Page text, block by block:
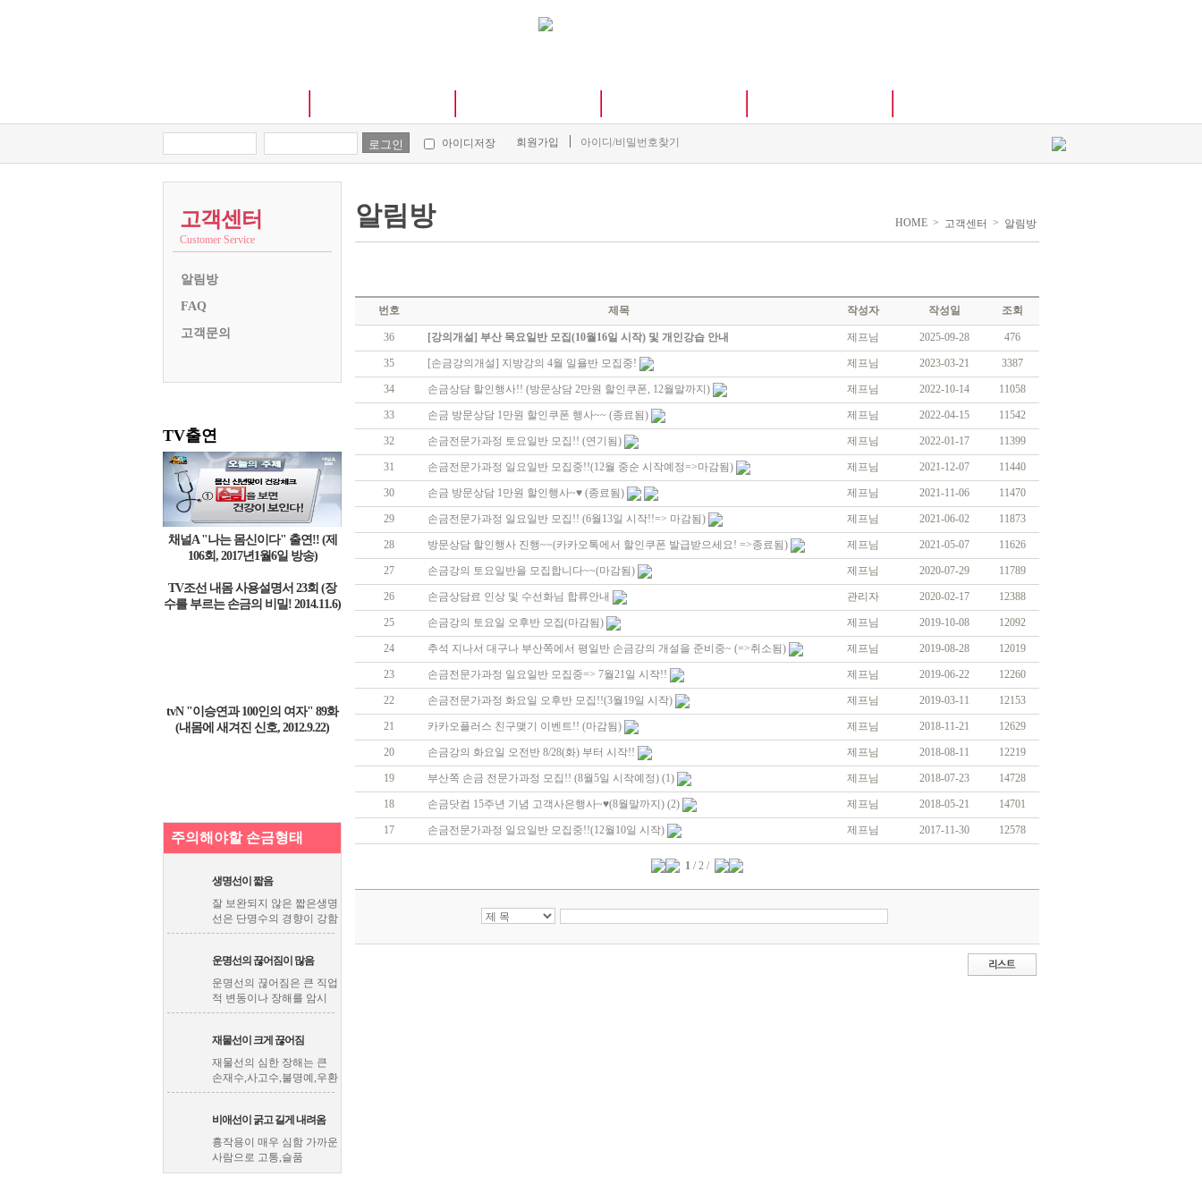
로그인 아이디저장 회원가입 아이디/비밀번호찾기
고객센터
Customer Service
알림방
FAQ
고객문의
TV출연
채널A "나는 몸신이다" 출연!! (제
106회, 2017년1월6일 방송)
TV조선 내몸 사용설명서 23회 (장
수를 부르는 손금의 비밀! 2014.11.6)
tvN "이승연과 100인의 여자" 89화
(내몸에 새겨진 신호, 2012.9.22)
주의해야할 손금형태
생명선이 짧음
잘 보완되지 않은 짧은생명
선은 단명수의 경향이 강함
운명선의 끊어짐이 많음
운명선의 끊어짐은 큰 직업
적 변동이나 장해를 암시
재물선이 크게 끊어짐
재물선의 심한 장해는 큰
손재수,사고수,불명예,우환
비애선이 굵고 길게 내려옴
흉작용이 매우 심함 가까운
사람으로 고통,슬품
알림방 HOME > 고객센터 > 알림방
번호 제목 작성자 작성일 조회
36 [강의개설] 부산 목요일반 모집(10월16일 시작) 및 개인강습 안내 제프님 2025-09-28 476
35 [손금강의개설] 지방강의 4월 일욜반 모집중! 제프님 2023-03-21 3387
34 손금상담 할인행사!! (방문상담 2만원 할인쿠폰, 12월말까지) 제프님 2022-10-14 11058
33 손금 방문상담 1만원 할인쿠폰 행사~~ (종료됨) 제프님 2022-04-15 11542
32 손금전문가과정 토요일반 모집!! (연기됨) 제프님 2022-01-17 11399
31 손금전문가과정 일요일반 모집중!!(12월 중순 시작예정=>마감됨) 제프님 2021-12-07 11440
30 손금 방문상담 1만원 할인행사 ~♥ (종료됨) 제프님 2021-11-06 11470
29 손금전문가과정 일요일반 모집!! (6월13일 시작!!=> 마감됨) 제프님 2021-06-02 11873
28 방문상담 할인행사 진행~~(카카오톡에서 할인쿠폰 발급받으세요! =>종료됨) 제프님 2021-05-07 11626
27 손금강의 토요일반을 모집합니다~~(마감됨) 제프님 2020-07-29 11789
26 손금상담료 인상 및 수선화님 합류안내 관리자 2020-02-17 12388
25 손금강의 토요일 오후반 모집(마감됨) 제프님 2019-10-08 12092
24 추석 지나서 대구나 부산쪽에서 평일반 손금강의 개설을 준비중~ (=>취소됨) 제프님 2019-08-28 12019
23 손금전문가과정 일요일반 모집중=> 7월21일 시작!! 제프님 2019-06-22 12260
22 손금전문가과정 화요일 오후반 모집!!(3월19일 시작) 제프님 2019-03-11 12153
21 카카오플러스 친구맺기 이벤트!! (마감됨) 제프님 2018-11-21 12629
20 손금강의 화요일 오전반 8/28(화) 부터 시작!! 제프님 2018-08-11 12219
19 부산쪽 손금 전문가과정 모집!! (8월5일 시작예정) (1) 제프님 2018-07-23 14728
18 손금닷컴 15주년 기념 고객사은행사~♥(8월말까지) (2) 제프님 2018-05-21 14701
17 손금전문가과정 일요일반 모집중!!(12월10일 시작) 제프님 2017-11-30 12578
1 /2 /